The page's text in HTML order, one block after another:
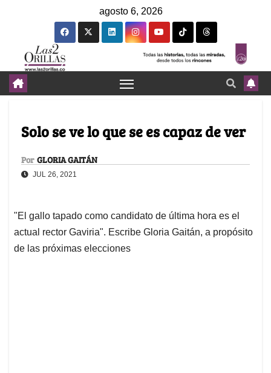
agosto 6, 2026
Solo se ve lo que se es capaz de ver
Por GLORIA GAITÁN
JUL 26, 2021
"El gallo tapado como candidato de última hora es el
actual rector Gaviria". Escribe Gloria Gaitán, a propósito
de las próximas elecciones